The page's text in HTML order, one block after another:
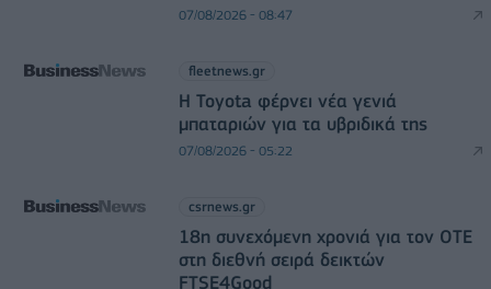
07/08/2026 - 08:47
fleetnews.gr
Η Toyota φέρνει νέα γενιά
μπαταριών για τα υβριδικά της
07/08/2026 - 05:22
csrnews.gr
18η συνεχόμενη χρονιά για τον ΟΤΕ
στη διεθνή σειρά δεικτών
FTSE4Good